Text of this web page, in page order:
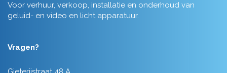
Voor verhuur, verkoop, installatie en onderhoud van
geluid- en video en licht apparatuur.
Vragen?